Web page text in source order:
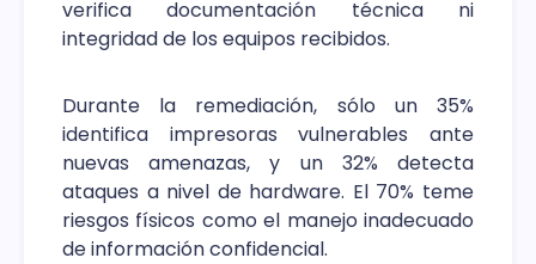
verifica documentación técnica ni
integridad de los equipos recibidos.
Durante la remediación, sólo un 35%
identifica impresoras vulnerables ante
nuevas amenazas, y un 32% detecta
ataques a nivel de hardware. El 70% teme
riesgos físicos como el manejo inadecuado
de información confidencial.